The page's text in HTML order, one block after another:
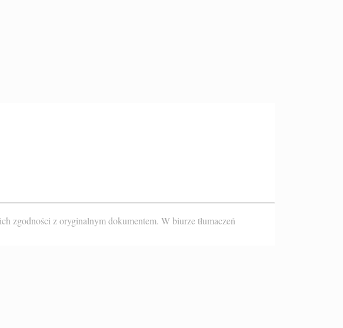
zgodności z oryginalnym dokumentem. W biurze tłumaczeń